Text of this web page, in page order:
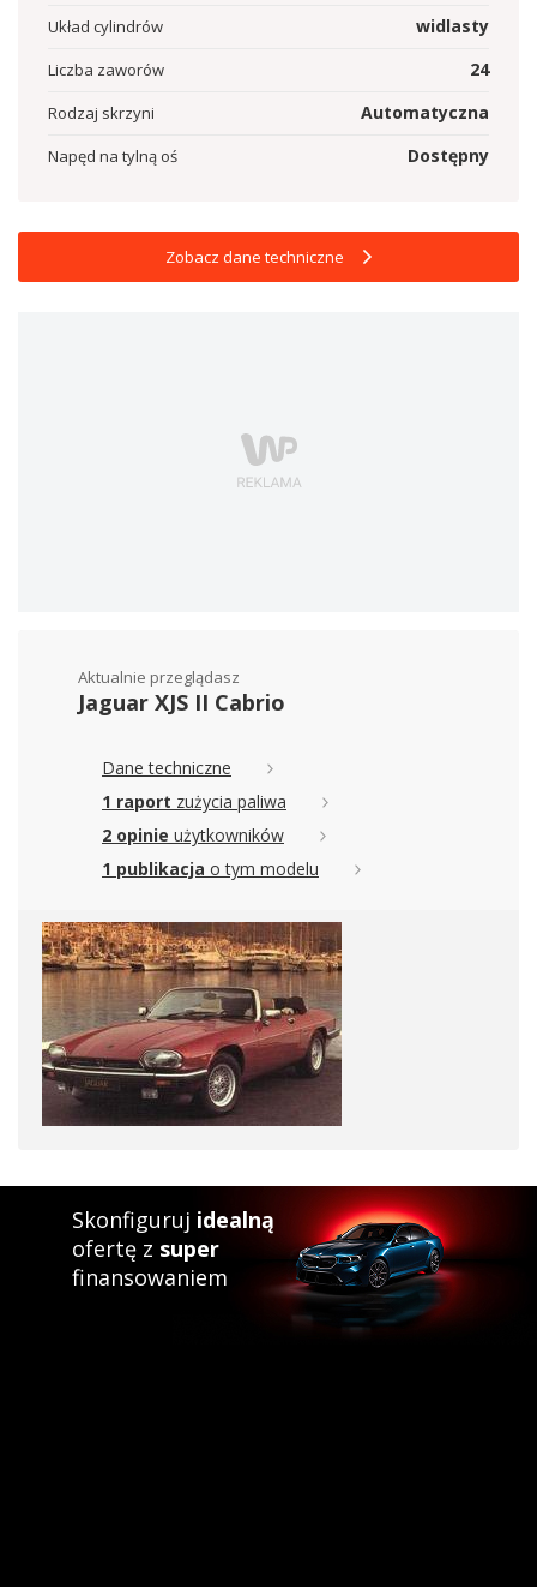
Układ cylindrów widlasty
Liczba zaworów 24
Rodzaj skrzyni Automatyczna
Napęd na tylną oś Dostępny
Zobacz dane techniczne
Aktualnie przeglądasz
Jaguar XJS II Cabrio
Dane techniczne
1 raport zużycia paliwa
2 opinie użytkowników
1 publikacja o tym modelu
Skonfiguruj idealną
ofertę z super
finansowaniem